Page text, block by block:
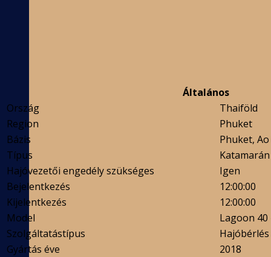
Általános
Ország
Thaiföld
Region
Phuket
Bázis
Phuket,
Típus
Katamarán
Hajóvezetői engedély szükséges
Igen
Bejelentkezés
12:00:00
Kijelentkezés
12:00:00
Model
Lagoon 40
Szolgáltatástípus
Gyártás éve
2018